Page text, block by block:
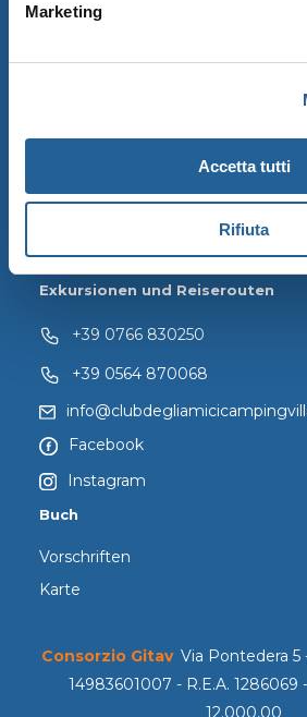
Marketing
Accetta tutti
Rifiuta
Leistungen
Exkursionen und Reiserouten
+39 0766 830250
+39 0564 870068
Facebook
Instagram
Buch
Vorschriften
Karte
Consorzio Gitav Via Pontedera 5
14983601007 - R.E.A. 1286069
12.000,00